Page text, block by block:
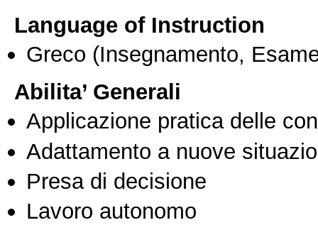
Language of Instruction
Greco (Insegnamento,
Abilita’ Generali
Applicazione pratica delle
Adattamento a nuove
Presa di decisione
Lavoro autonomo